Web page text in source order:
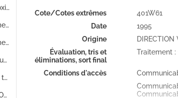
Contrat de ville.- conventions GUP (gestion urbaine de proximité) et TFPB (taxe foncière sur les propriétés bâties) quartiers Brulard, Planoise et Clairs-Soleils, actions environnementales (externalisation des ordures ménagères, collecte sélective, sensibilisation des citoyens à l'environnement, nettoiement des cours d'écoles etc), séminaires sur la GUP (forum, ateliers etc), mise en place d'ouverture de portes d'immeubles avec badge électromagnétique, sécurisation de certaines caves d'immeubles : livret des chargés de gérance et relations clients (SAFC), cahier des charges, articles de presse
Contrat de ville.- archives générales du DSQ (développement social des quartiers), évaluations des actions 1995 tous quartiers, aménagement de galerie associative, reversement de subventions par la CAF, opérations de solidarité de voisinage, actions contre l'illettrisme : tableaux estimatifs de financements d'opérations, attestations, correspondance, guide de programmation, arrêtés préfectoraux, cahier de références, document de travail, document de proposition de prestations par un cabinet d'études, avis d'appels publics à la concurrence
Contrat de ville.- archives générales du DSQ (développement social des quartiers) et opérations sociales tous quartiers, programmes d'actions de santé des jeunes de 16-25 ans, opérations d'aménagement social concerté, programme de communication sociale, études des besoins solvables : conventions locales de développement social, avenants à la convention locale, fiche d'identifiant de candidat
Contrat de ville.- projets de constructions de locaux d'accueil du monde associatif, quartiers (Clairs-Soleils, Palente, Brulard, Planoise, Montrapon, Rosemont-Saint Ferjeux), mise en place de services de proximité, affectations de secteurs à des écoles maternelles et primaires, constitution d'un lieu d'accueil intergénérationnel, animation culturelle, recrutement de personnels qualifiés pour les animations de quartiers : conventions de financement et de location, certificats administratifs, dossier de présentation des programmes, fiches actions, dossier de factures, notice descriptive et estimative
Contrat de ville.- création d'emploi durable, population du troisième âge, études sur le développement des services de proximité de l'agglomération bisontine, plate-forme de services à la personne, projets EQUAL de lutte contre les discriminations et les inégalités de toute nature dans le cadre du marché du travail, mutualisation des personnes : synthèses, articles de presse (notamment des sites web de périodiques tels que liberation.fr ou lemonde.fr), powerpoint, dossiers de presse
Contrat de ville.- appels d'offre public à la concurrence MOUS (maîtrise d’oeuvre urbaine et sociale) et ACEIF (agence conseil études information formation) tous quartiers, location et entretien d'un parc de stationnement, mission animations du dispositif MOUS, revitalisation des centres commerciaux dans les quartiers en difficultés, déclarations de candidat pour les appels d'offres, diagnostic et préconisation sur l'intégration des immigrés: avis d'attribution, références à des ouvrages en relation avec Le DSU (développement social et urbain), certificats de paiement, tableau de bord annuel, cahier des charges
Cote/Cotes extrêmes
401W61
Date
1995
Origine
DIRECTION
Évaluation, tris et
éliminations, sort final
Traitement :
Conditions d'accès